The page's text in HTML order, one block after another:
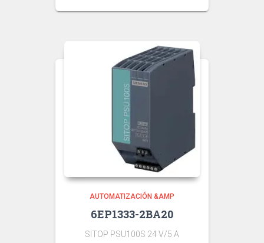
AUTOMATIZACIÓN &AMP
6EP1333-2BA20
SITOP PSU100S 24 V/5 A